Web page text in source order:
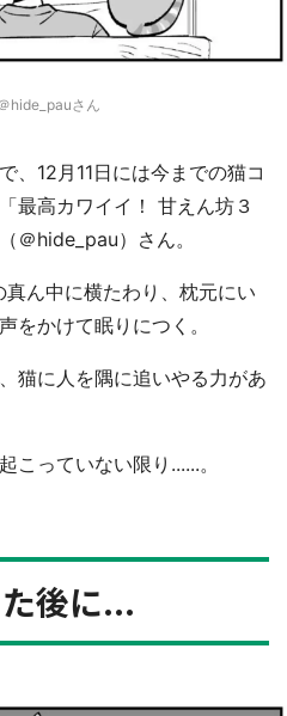
hide_pauさん
、12月11日には今までの猫コ
最高カワイイ！ 甘えん坊３
＠hide_pau）さん。
ん中に横たわり、枕元にい
をかけて眠りにつく。
猫に人を隅に追いやる力があ
こっていない限り......。
後に...